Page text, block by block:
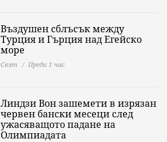
Въздушен сблъсък между
Турция и Гърция над Егейско
море
Свят Преди 1 час
Линдзи Вон зашемети в изрязан
червен бански месеци след
ужасяващото падане на
Олимпиадата